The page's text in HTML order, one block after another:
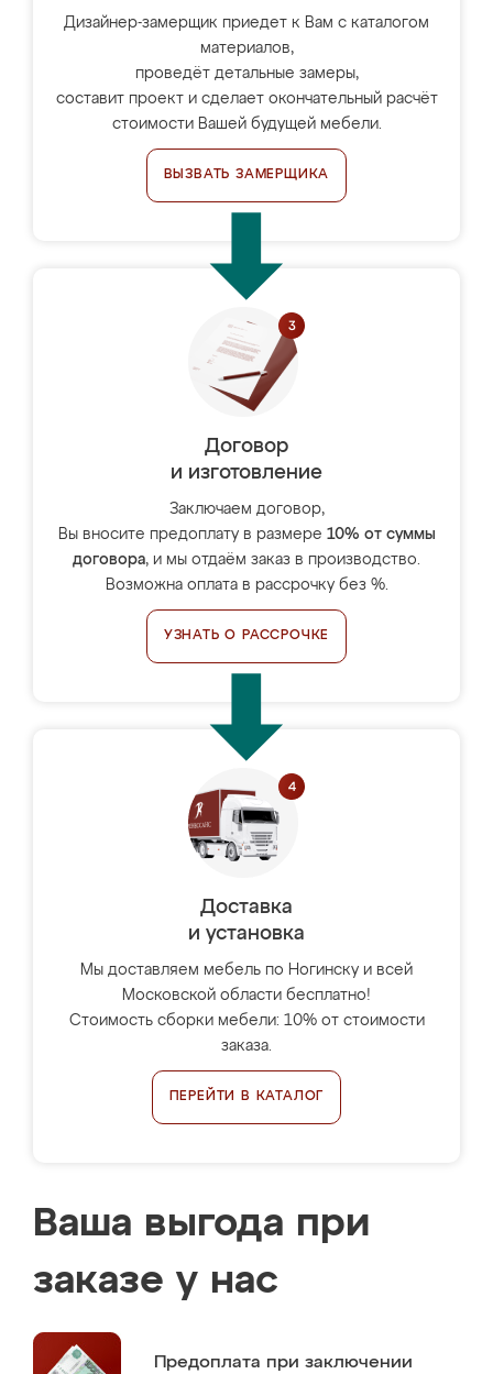
Дизайнер-замерщик приедет к Вам с каталогом
материалов,
проведёт детальные замеры,
составит проект и сделает окончательный расчёт
стоимости Вашей будущей мебели.
ВЫЗВАТЬ ЗАМЕРЩИКА
Договор
и изготовление
Заключаем договор,
Вы вносите предоплату в размере 10% от суммы
договора, и мы отдаём заказ в производство.
Возможна оплата в рассрочку без %.
УЗНАТЬ О РАССРОЧКЕ
Доставка
и установка
Мы доставляем мебель по Ногинску и всей
Московской области бесплатно!
Стоимость сборки мебели: 10% от стоимости
заказа.
ПЕРЕЙТИ В КАТАЛОГ
Ваша выгода при
заказе у нас
Предоплата при заключении